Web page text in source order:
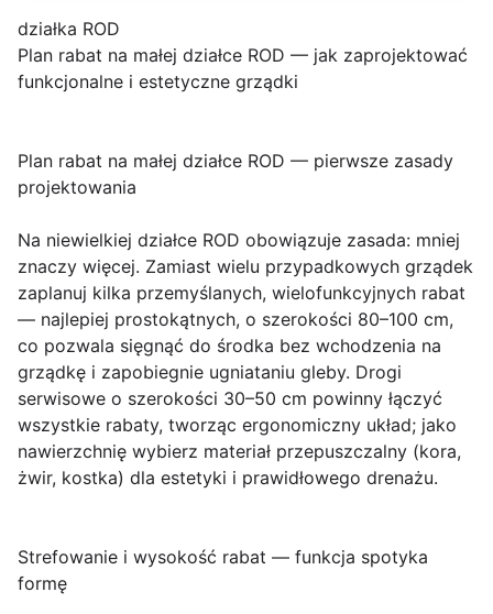
działka ROD
Plan rabat na małej działce ROD — jak zaprojektować
funkcjonalne i estetyczne grządki
Plan rabat na małej działce ROD — pierwsze zasady
projektowania
Na niewielkiej działce ROD obowiązuje zasada: mniej
znaczy więcej. Zamiast wielu przypadkowych grządek
zaplanuj kilka przemyślanych, wielofunkcyjnych rabat
— najlepiej prostokątnych, o szerokości 80–100 cm,
co pozwala sięgnąć do środka bez wchodzenia na
grządkę i zapobiegnie ugniataniu gleby. Drogi
serwisowe o szerokości 30–50 cm powinny łączyć
wszystkie rabaty, tworząc ergonomiczny układ; jako
nawierzchnię wybierz materiał przepuszczalny (kora,
żwir, kostka) dla estetyki i prawidłowego drenażu.
Strefowanie i wysokość rabat — funkcja spotyka
formę